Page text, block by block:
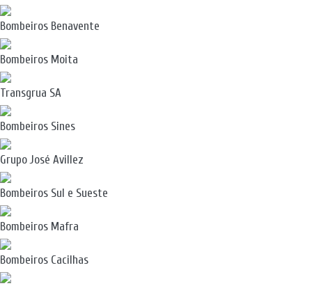
Bombeiros Benavente
Bombeiros Moita
Transgrua SA
Bombeiros Sines
Grupo José Avillez
Bombeiros Sul e Sueste
Bombeiros Mafra
Bombeiros Cacilhas